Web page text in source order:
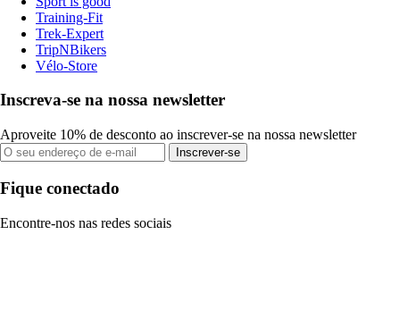
Training-Fit
Trek-Expert
TripNBikers
Vélo-Store
Inscreva-se na nossa newsletter
Aproveite 10% de desconto ao inscrever-se na nossa newsletter
Inscrever-se
Fique conectado
Encontre-nos nas redes sociais